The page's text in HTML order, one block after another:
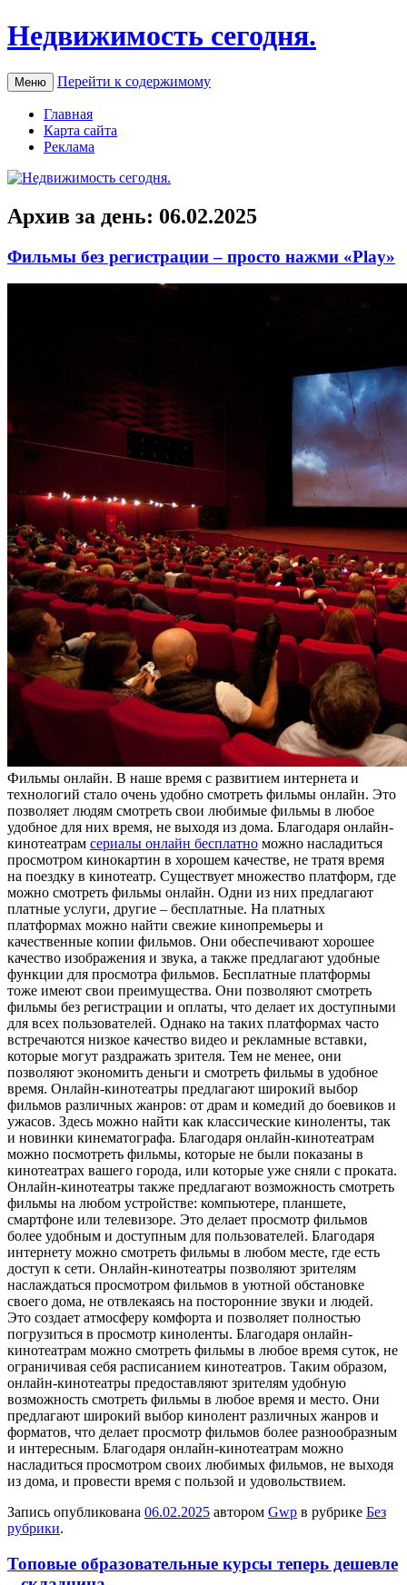
Недвижимость сегодня.
Меню Перейти к содержимому
Главная
Карта сайта
Реклама
Архив за день: 06.02.2025
Фильмы без регистрации – просто нажми «Play»
Фильмы oнлaйн. В нaшe врeмя с развитием интернета и
технологий стало очень удобно смотреть фильмы онлайн. Это
позволяет людям смотреть свои любимые фильмы в любое
удобное для них время, не выходя из дома. Благодаря онлайн-
кинотеатрам сериалы онлайн бесплатно можно насладиться
просмотром кинокартин в хорошем качестве, не тратя время
на поездку в кинотеатр. Существует множество платформ, где
можно смотреть фильмы онлайн. Одни из них предлагают
платные услуги, другие – бесплатные. На платных
платформах можно найти свежие кинопремьеры и
качественные копии фильмов. Они обеспечивают хорошее
качество изображения и звука, а также предлагают удобные
функции для просмотра фильмов. Бесплатные платформы
тоже имеют свои преимущества. Они позволяют смотреть
фильмы без регистрации и оплаты, что делает их доступными
для всех пользователей. Однако на таких платформах часто
встречаются низкое качество видео и рекламные вставки,
которые могут раздражать зрителя. Тем не менее, они
позволяют экономить деньги и смотреть фильмы в удобное
время. Онлайн-кинотеатры предлагают широкий выбор
фильмов различных жанров: от драм и комедий до боевиков и
ужасов. Здесь можно найти как классические киноленты, так
и новинки кинематографа. Благодаря онлайн-кинотеатрам
можно посмотреть фильмы, которые не были показаны в
кинотеатрах вашего города, или которые уже сняли с проката.
Онлайн-кинотеатры также предлагают возможность смотреть
фильмы на любом устройстве: компьютере, планшете,
смартфоне или телевизоре. Это делает просмотр фильмов
более удобным и доступным для пользователей. Благодаря
интернету можно смотреть фильмы в любом месте, где есть
доступ к сети. Онлайн-кинотеатры позволяют зрителям
наслаждаться просмотром фильмов в уютной обстановке
своего дома, не отвлекаясь на посторонние звуки и людей.
Это создает атмосферу комфорта и позволяет полностью
погрузиться в просмотр киноленты. Благодаря онлайн-
кинотеатрам можно смотреть фильмы в любое время суток, не
ограничивая себя расписанием кинотеатров. Таким образом,
онлайн-кинотеатры предоставляют зрителям удобную
возможность смотреть фильмы в любое время и место. Они
предлагают широкий выбор кинолент различных жанров и
форматов, что делает просмотр фильмов более разнообразным
и интересным. Благодаря онлайн-кинотеатрам можно
насладиться просмотром своих любимых фильмов, не выходя
из дома, и провести время с пользой и удовольствием.
Запись опубликована 06.02.2025 автором Gwp в рубрике Без
рубрики.
Топовые образовательные курсы теперь дешевле